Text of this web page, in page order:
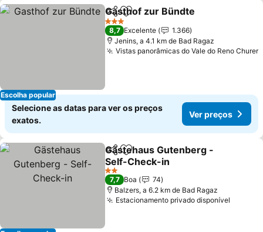
Escolha popular
PartilharAdicionar aos favoritos
Gasthof zur Bündte
3 Estrelas
8,7 Excelente
1.366
Jenins, a 4.1 km de Bad Ragaz
Vistas panorâmicas do Vale do Reno Churer
Selecione as datas para ver os preços
exatos.
Ver preços
PartilharAdicionar aos favoritos
Gästehaus Gutenberg -
Self-Check-in
Ver preços
2 Estrelas
7,7 Boa
74
Balzers, a 6.2 km de Bad Ragaz
Estacionamento privado disponível